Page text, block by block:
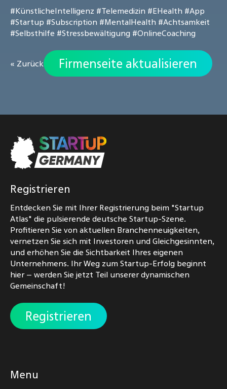
#KünstlicheIntelligenz #Telemedizin #EHealth #App
#Startup #Subscription #MentalHealth #Achtsamkeit
#Selbsthilfe #Stressbewältigung #OnlineCoaching
« Zurück Firmenseite aktualisieren
Registrieren
Entdecken Sie mit Ihrer Registrierung beim "Startup
Atlas" die pulsierende deutsche Startup-Szene.
Profitieren Sie von aktuellen Branchenneuigkeiten,
vernetzen Sie sich mit Investoren und Gleichgesinnten,
und erhöhen Sie die Sichtbarkeit Ihres eigenen
Unternehmens. Ihr Weg zum Startup-Erfolg beginnt
hier – werden Sie jetzt Teil unserer dynamischen
Gemeinschaft!
Registrieren
Menu